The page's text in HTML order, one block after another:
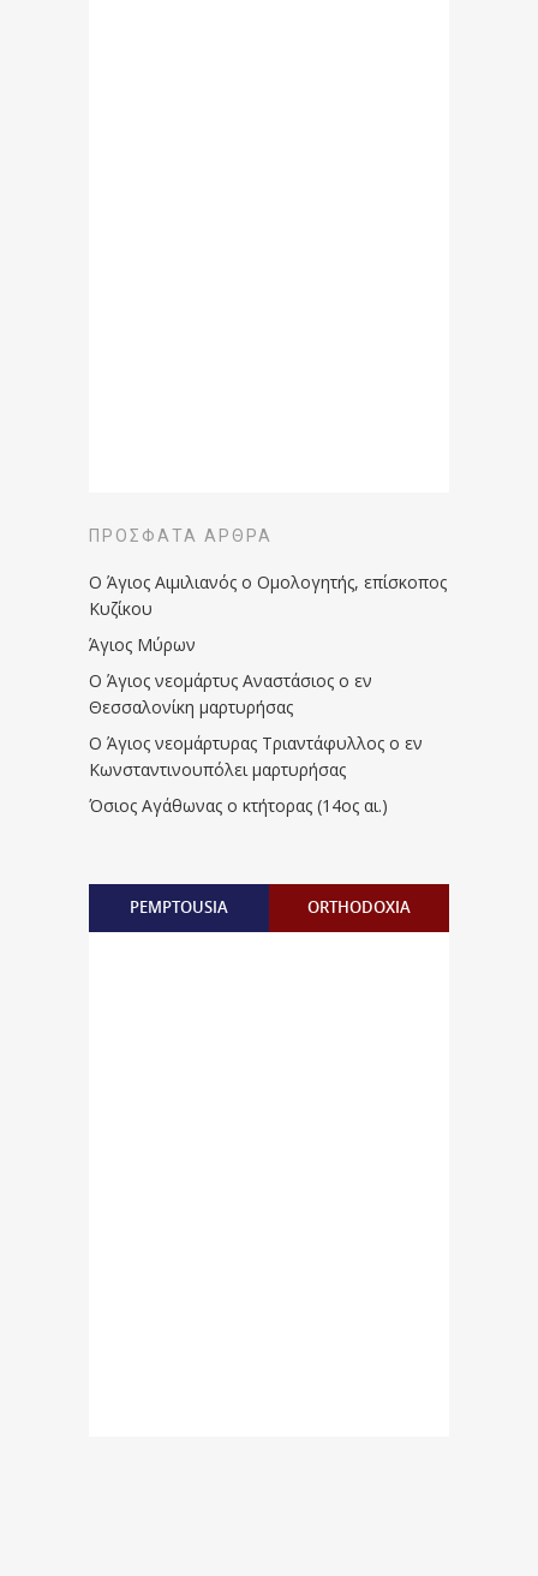
ΠΡΌΣΦΑΤΑ ΆΡΘΡΑ
Ο Άγιος Αιμιλιανός ο Ομολογητής, επίσκοπος
Κυζίκου
Άγιος Μύρων
Ο Άγιος νεομάρτυς Αναστάσιος ο εν
Θεσσαλονίκη μαρτυρήσας
Ο Άγιος νεομάρτυρας Τριαντάφυλλος ο εν
Κωνσταντινουπόλει μαρτυρήσας
Όσιος Αγάθωνας ο κτήτορας (14ος αι.)
PEMPTOUSIA ORTHODOXIA